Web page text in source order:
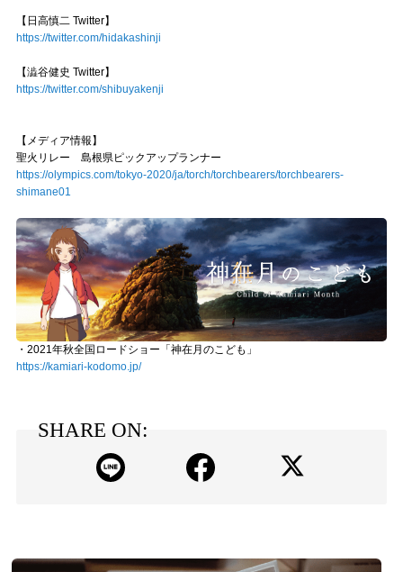
【日高慎二 Twitter】
https://twitter.com/hidakashinji
【澁谷健史 Twitter】
https://twitter.com/shibuyakenji
【メディア情報】
聖火リレー 島根県ピックアップランナー
https://olympics.com/tokyo-2020/ja/torch/torchbearers/torchbearers-
shimane01
・2021年秋全国ロードショー「神在月のこども」
https://kamiari-kodomo.jp/
SHARE ON: